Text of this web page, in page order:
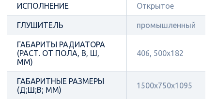
ИСПОЛНЕНИЕ Открытое
ГЛУШИТЕЛЬ промышленный
ГАБАРИТЫ РАДИАТОРА
(РАСТ. ОТ ПОЛА, В, Ш,
ММ)
406, 500х182
ГАБАРИТНЫЕ РАЗМЕРЫ
(Д;Ш;В; ММ)
1500х750х1095